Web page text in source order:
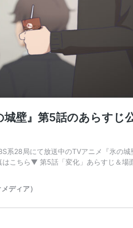
城壁』第5話のあらす
系28局にて放送中のTVアニメ『氷の
はこちら▼ 第5話「変化」あらすじ＆
ディア）